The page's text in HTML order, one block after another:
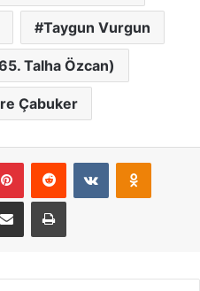
Taygun Vurgun
Talha Özcan)
Çabuker